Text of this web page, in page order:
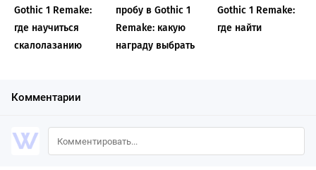
Gothic 1 Remake:
где научиться
скалолазанию
пробу в Gothic 1
Remake: какую
награду выбрать
Gothic 1 Remake:
где найти
Комментарии